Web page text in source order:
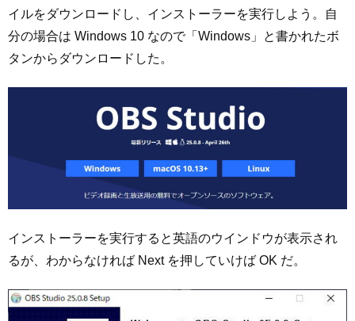
イルをダウンロードし、インストーラーを実行しよう。自
分の場合は Windows 10 なので「Windows」と書かれたボ
タンからダウンロードした。
インストーラーを実行すると英語のウインドウが表示され
るが、わからなければ Next を押していけば OK だ。